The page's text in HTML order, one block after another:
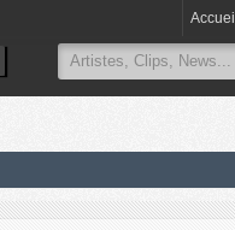
Accueil